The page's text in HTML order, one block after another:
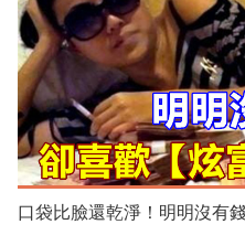
口袋比臉還乾淨！明明沒有